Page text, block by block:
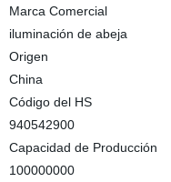
Marca Comercial
iluminación de abeja
Origen
China
Código del HS
940542900
Capacidad de Producción
100000000